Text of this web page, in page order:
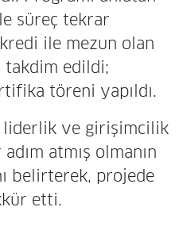
süreç tekrar
ile mezun olan
edildi;
töreni yapıldı.
liderlik ve girişimcilik
atmış olmanın
belirterek, projede
etti.